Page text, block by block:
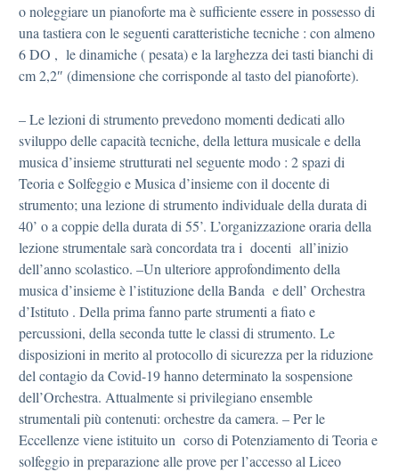
o noleggiare un pianoforte ma è sufficiente essere in possesso di
una tastiera con le seguenti caratteristiche tecniche : con almeno
6 DO , le dinamiche ( pesata) e la larghezza dei tasti bianchi di
cm 2,2″ (dimensione che corrisponde al tasto del pianoforte).
– Le lezioni di strumento prevedono momenti dedicati allo
sviluppo delle capacità tecniche, della lettura musicale e della
musica d’insieme strutturati nel seguente modo : 2 spazi di
Teoria e Solfeggio e Musica d’insieme con il docente di
strumento; una lezione di strumento individuale della durata di
40’ o a coppie della durata di 55’. L’organizzazione oraria della
lezione strumentale sarà concordata tra i docenti all’inizio
dell’anno scolastico. –Un ulteriore approfondimento della
musica d’insieme è l’istituzione della Banda e dell’ Orchestra
d’Istituto . Della prima fanno parte strumenti a fiato e
percussioni, della seconda tutte le classi di strumento. Le
disposizioni in merito al protocollo di sicurezza per la riduzione
del contagio da Covid-19 hanno determinato la sospensione
dell’Orchestra. Attualmente si privilegiano ensemble
strumentali più contenuti: orchestre da camera. – Per le
Eccellenze viene istituito un corso di Potenziamento di Teoria e
solfeggio in preparazione alle prove per l’accesso al Liceo